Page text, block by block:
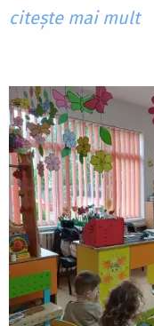
citește mai mult